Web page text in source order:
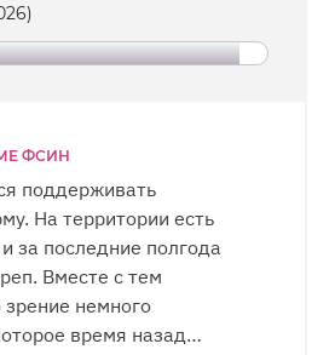
ФСИН
поддерживать
На территории есть
за последние полгода
Вместе с тем
зрение немного
время назад